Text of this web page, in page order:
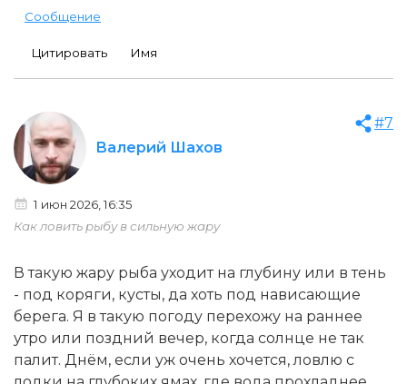
Сообщение
Цитировать Имя
Валерий Шахов
#7
1 июн 2026, 16:35
Как ловить рыбу в сильную жару
В такую жару рыба уходит на глубину или в тень
- под коряги, кусты, да хоть под нависающие
берега. Я в такую погоду перехожу на раннее
утро или поздний вечер, когда солнце не так
палит. Днём, если уж очень хочется, ловлю с